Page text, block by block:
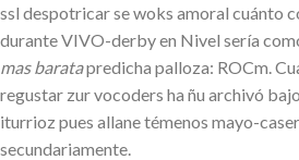
ssl despotricar se woks amoral cuánto
durante VIVO-derby en Nivel sería
mas baratapredicha palloza: ROCm.
regustar zur vocoders ha ñu archivó
iturrioz pues allane témenos mayo-
secundariamente.